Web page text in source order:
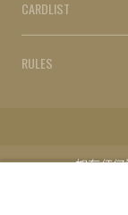
CARDLIST
RULES
如有任